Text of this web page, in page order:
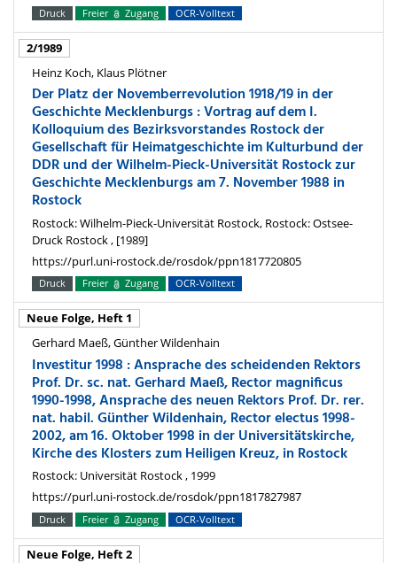
Druck Freier Zugang OCR-Volltext
2/1989
Heinz Koch, Klaus Plötner
Der Platz der Novemberrevolution 1918/19 in der
Geschichte Mecklenburgs : Vortrag auf dem I.
Kolloquium des Bezirksvorstandes Rostock der
Gesellschaft für Heimatgeschichte im Kulturbund der
DDR und der Wilhelm-Pieck-Universität Rostock zur
Geschichte Mecklenburgs am 7. November 1988 in
Rostock
Rostock: Wilhelm-Pieck-Universität Rostock, Rostock: Ostsee-
Druck Rostock , [1989]
https://purl.uni-rostock.de/rosdok/ppn1817720805
Druck Freier Zugang OCR-Volltext
Neue Folge, Heft 1
Gerhard Maeß, Günther Wildenhain
Investitur 1998 : Ansprache des scheidenden Rektors
Prof. Dr. sc. nat. Gerhard Maeß, Rector magnificus
1990-1998, Ansprache des neuen Rektors Prof. Dr. rer.
nat. habil. Günther Wildenhain, Rector electus 1998-
2002, am 16. Oktober 1998 in der Universitätskirche,
Kirche des Klosters zum Heiligen Kreuz, in Rostock
Rostock: Universität Rostock , 1999
https://purl.uni-rostock.de/rosdok/ppn1817827987
Druck Freier Zugang OCR-Volltext
Neue Folge, Heft 2